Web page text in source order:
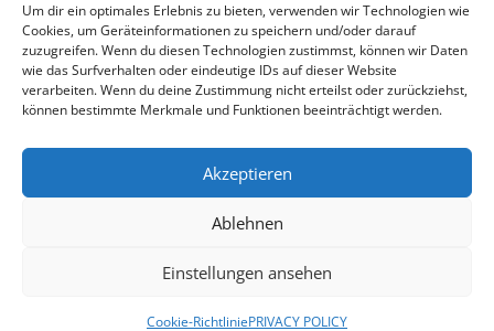
Um dir ein optimales Erlebnis zu bieten, verwenden wir Technologien wie
Cookies, um Geräteinformationen zu speichern und/oder darauf
zuzugreifen. Wenn du diesen Technologien zustimmst, können wir Daten
wie das Surfverhalten oder eindeutige IDs auf dieser Website
verarbeiten. Wenn du deine Zustimmung nicht erteilst oder zurückziehst,
können bestimmte Merkmale und Funktionen beeinträchtigt werden.
Akzeptieren
Ablehnen
Einstellungen ansehen
Cookie-RichtliniePRIVACY POLICY
Meta
Log in
Entries feed
Comments feed
© 2026 MEINBLAU e.V.